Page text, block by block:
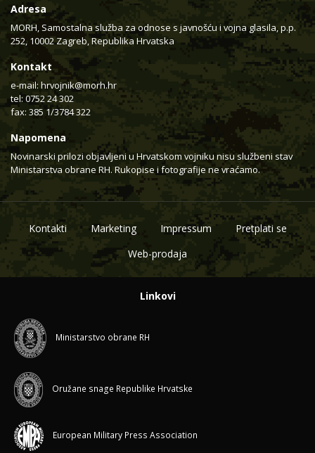
Adresa
MORH, Samostalna služba za odnose s javnošću i vojna glasila, p.p.
252, 10002 Zagreb, Republika Hrvatska
Kontakt
e-mail: hrvojnik@morh.hr
tel: 0752 24 302
fax: 385 1/3784 322
Napomena
Novinarski prilozi objavljeni u Hrvatskom vojniku nisu službeni stav
Ministarstva obrane RH. Rukopise i fotografije ne vraćamo.
Kontakti Marketing Impressum
Pretplati se
Web-prodaja
Linkovi
Ministarstvo obrane RH
Oružane snage Republike Hrvatske
European Military Press Association